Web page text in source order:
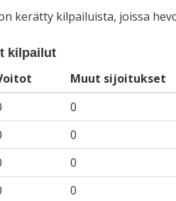
kerätty kilpailuista, joissa
kilpailut
Muut sijoitukset
0
0
0
0